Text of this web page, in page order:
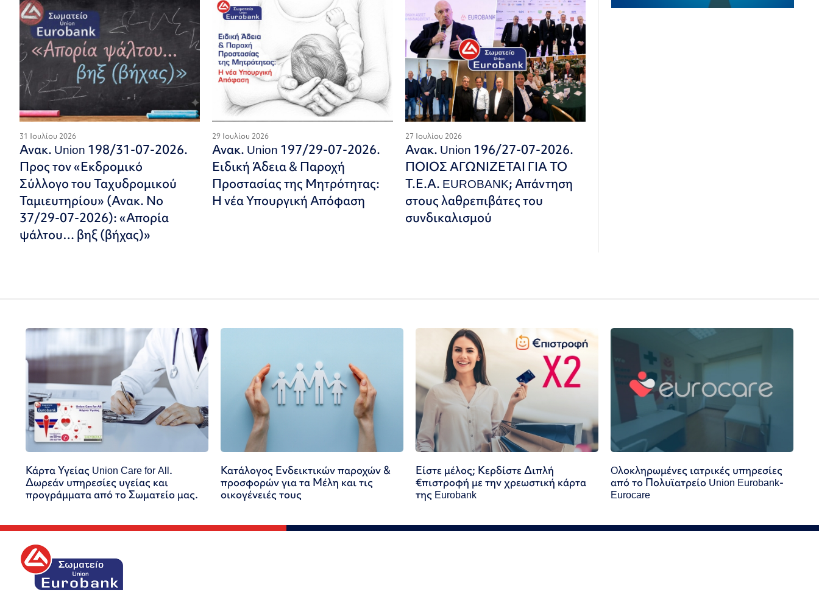
31 Ιουλίου 2026
Ανακ. Union 198/31-07-2026.
Προς τον «Εκδρομικό
Σύλλογο του Ταχυδρομικού
Ταμιευτηρίου» (Ανακ. Νο
37/29-07-2026): «Απορία
ψάλτου… βηξ (βήχας)»
29 Ιουλίου 2026
Ανακ. Union 197/29-07-2026.
Ειδική Άδεια & Παροχή
Προστασίας της Μητρότητας:
Η νέα Υπουργική Απόφαση
27 Ιουλίου 2026
Ανακ. Union 196/27-07-2026.
ΠΟΙΟΣ ΑΓΩΝΙΖΕΤΑΙ ΓΙΑ ΤΟ
Τ.Ε.Α. EUROBANK; Απάντηση
στους λαθρεπιβάτες του
συνδικαλισμού
Κάρτα Υγείας Union Care for All.
Δωρεάν υπηρεσίες υγείας και
προγράμματα από το Σωματείο μας.
Κατάλογος Ενδεικτικών παροχών &
προσφορών για τα Μέλη και τις
οικογένειές τους
Είστε μέλος; Κερδίστε Διπλή
€πιστροφή με την χρεωστική κάρτα
της Eurobank
Oλοκληρωμένες ιατρικές υπηρεσίες
από το Πολυϊατρείο Union Eurobank-
Eurocare